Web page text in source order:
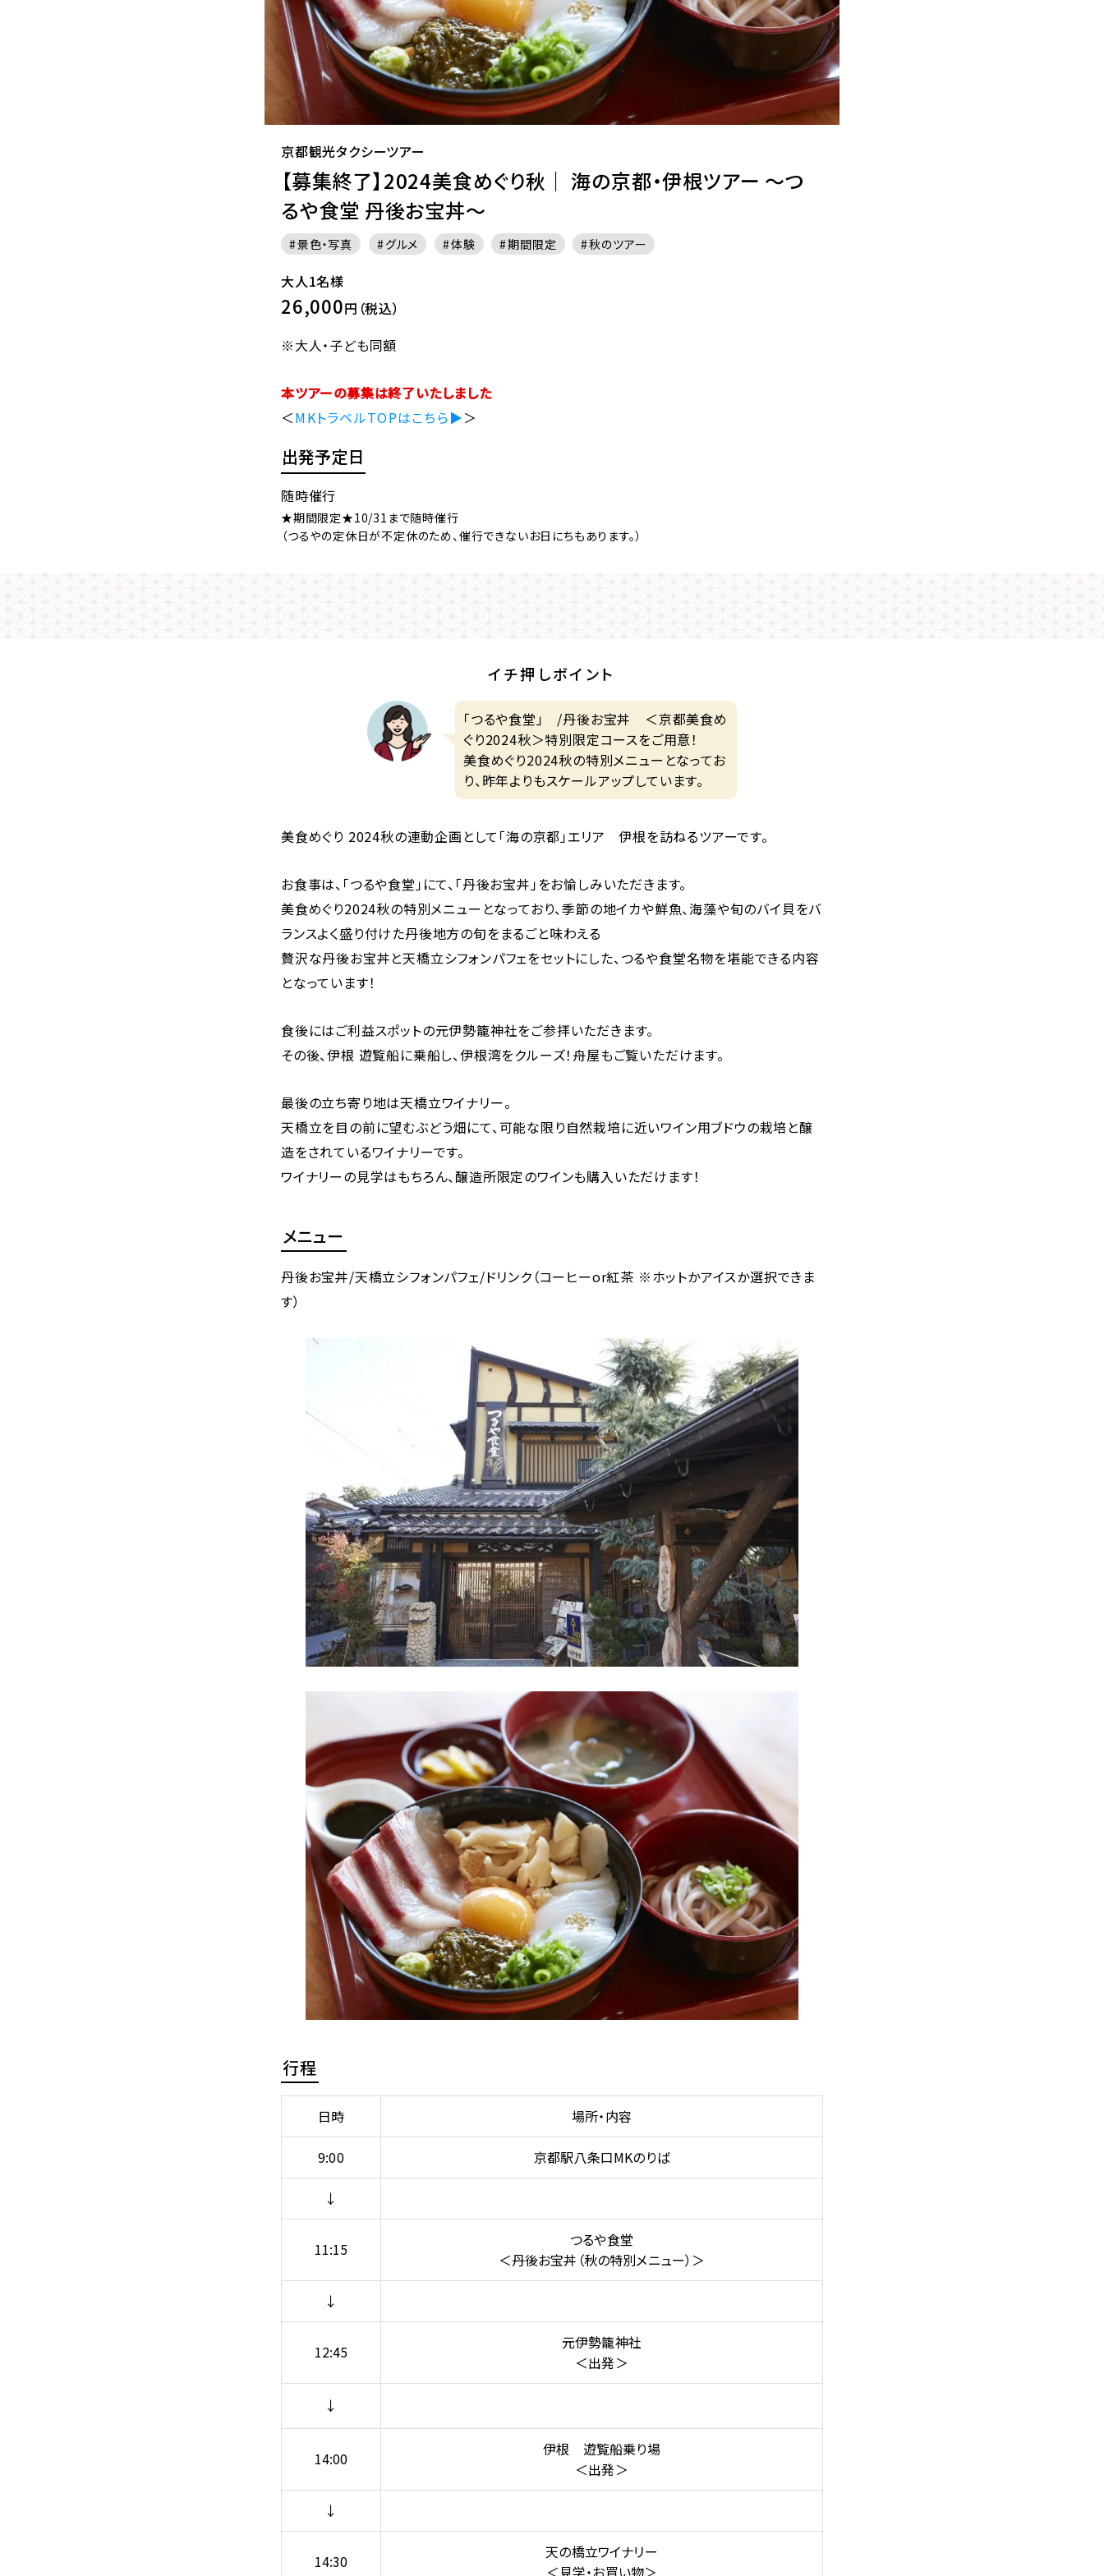
京都観光タクシーツアー
【募集終了】2024美食めぐり秋｜ 海の京都・伊根ツアー ～つ
るや食堂 丹後お宝丼～
景色・写真 グルメ 体験 期間限定 秋のツアー
大人1名様
26,000円（税込）
※大人・子ども同額
本ツアーの募集は終了いたしました
＜MKトラベルTOPはこちら▶＞
出発予定日
随時催行
★期間限定★10/31まで随時催行
（つるやの定休日が不定休のため、催行できないお日にちもあります。）
イチ押しポイント
「つるや食堂」 /丹後お宝丼 ＜京都美食め
ぐり2024秋＞特別限定コースをご用意！
美食めぐり2024秋の特別メニューとなってお
り、昨年よりもスケールアップしています。
美食めぐり 2024秋の連動企画として「海の京都」エリア 伊根を訪ねるツアーです。
お食事は、「つるや食堂」にて、「丹後お宝丼」をお愉しみいただきます。
美食めぐり2024秋の特別メニューとなっており、季節の地イカや鮮魚、海藻や旬のバイ貝をバ
ランスよく盛り付けた丹後地方の旬をまるごと味わえる
贅沢な丹後お宝丼と天橋立シフォンパフェをセットにした、つるや食堂名物を堪能できる内容
となっています！
食後にはご利益スポットの元伊勢籠神社をご参拝いただきます。
その後、伊根 遊覧船に乗船し、伊根湾をクルーズ！舟屋もご覧いただけます。
最後の立ち寄り地は天橋立ワイナリー。
天橋立を目の前に望むぶどう畑にて、可能な限り自然栽培に近いワイン用ブドウの栽培と醸
造をされているワイナリーです。
ワイナリーの見学はもちろん、醸造所限定のワインも購入いただけます！
メニュー
丹後お宝丼/天橋立シフォンパフェ/ドリンク（コーヒーor紅茶 ※ホットかアイスか選択できま
す）
行程
日時 場所・内容
9:00 京都駅八条口MKのりば
↓
11:15
つるや食堂
＜丹後お宝丼（秋の特別メニュー）＞
↓
12:45
元伊勢籠神社
＜出発＞
↓
14:00
伊根 遊覧船乗り場
＜出発＞
↓
14:30
天の橋立ワイナリー
＜見学・お買い物＞